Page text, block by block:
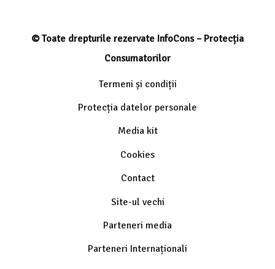
© Toate drepturile rezervate InfoCons – Protecția
Consumatorilor
Termeni și condiții
Protecția datelor personale
Media kit
Cookies
Contact
Site-ul vechi
Parteneri media
Parteneri Internaționali